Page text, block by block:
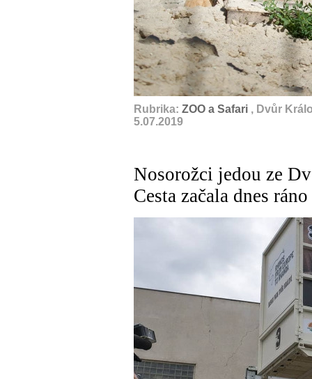
Rubrika: ZOO a Safari , Dvůr
5.07.2019
Nosorožci jedou ze
Cesta začala dnes ráno